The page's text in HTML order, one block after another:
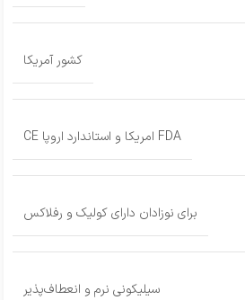
کشور آمریکا
FDA امریکا و استاندارد اروپا CE
برای نوزادان دارای کولیک و رفلاکس
سیلیکونی نرم و انعطاف‌پذیر